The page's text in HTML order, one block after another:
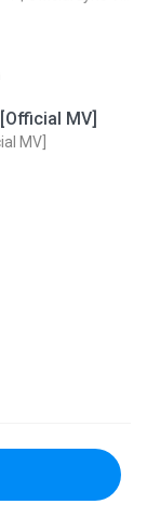
MV]
MV]